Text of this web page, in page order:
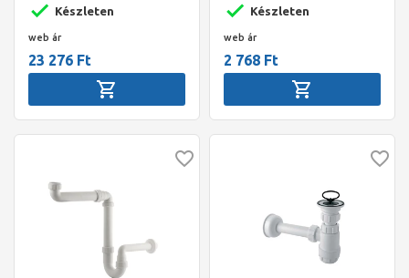
Készleten
web ár
23 276 Ft
Készleten
web ár
2 768 Ft